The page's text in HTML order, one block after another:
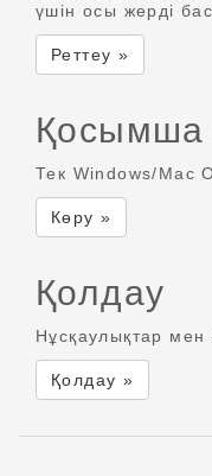
үшін осы жерді
Реттеу »
Қосымша
Тек Windows/Mac
Көру »
Қолдау
Нұсқаулықтар
Қолдау »